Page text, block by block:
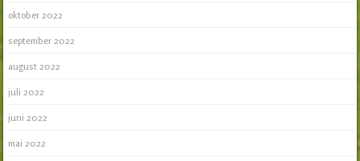
oktober 2022
september 2022
august 2022
juli 2022
juni 2022
mai 2022